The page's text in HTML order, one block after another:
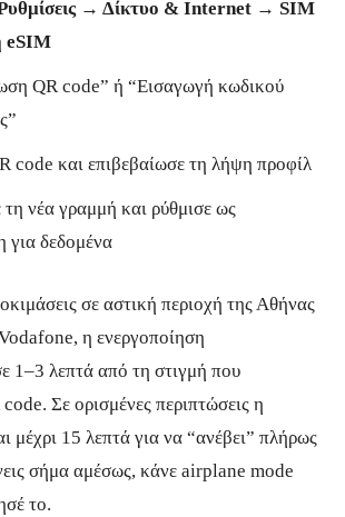
→ Δίκτυο & Internet → SIM
eSIM
QR code” ή “Εισαγωγή κωδικού
code και επιβεβαίωσε τη λήψη προφίλ
νέα γραμμή και ρύθμισε ως
για δεδομένα
σε αστική περιοχή της Αθήνας
η ενεργοποίηση
1–3 λεπτά από τη στιγμή που
Σε ορισμένες περιπτώσεις η
μέχρι 15 λεπτά για να “ανέβει” πλήρως
σήμα αμέσως, κάνε airplane mode
το.